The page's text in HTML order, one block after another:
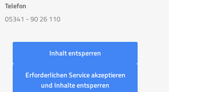
Telefon
05341 - 90 26 110
Inhalt entsperren
Erforderlichen Service akzeptieren
und Inhalte entsperren